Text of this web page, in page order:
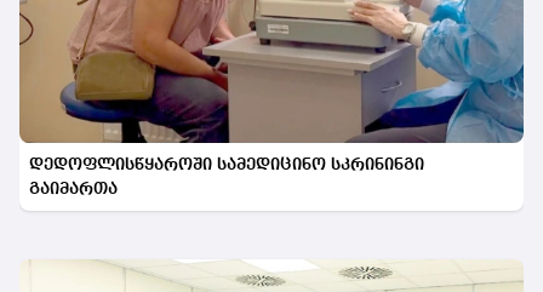
დედოფლისწყაროში სამედიცინო სკრინინგი
გაიმართა